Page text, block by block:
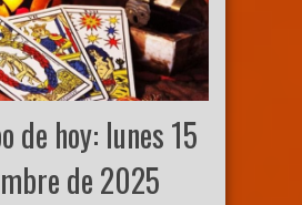
de hoy: lunes 15
de 2025